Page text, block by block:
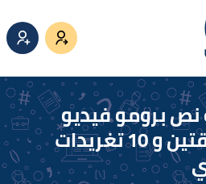
برومو فيديو
تسويقي دقيقتين و 10 تغريدات